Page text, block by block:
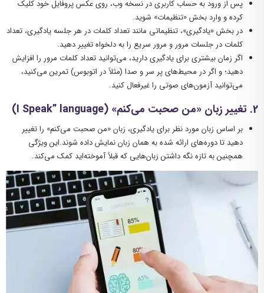
پس از ورود به حساب کاربری در نسخه وب، روی عکس پروفایل خود کلیک
کرده و وارد بخش «تنظیمات» شوید.
در بخش «یادگیری»، تنظیماتی مانند تعداد کلمات در هر جلسه یادگیری، تعداد
کلمات در جلسات مرور و مرور سریع را به دلخواه تغییر دهید.
اگر زمان بیشتری برای یادگیری دارید، می‌توانید تعداد کلمات مرور را افزایش
دهید؛ و اگر در محیط‌های پر سر و صدا (مثلاً در اتوبوس) تمرین می‌کنید،
می‌توانید آزمون‌های صوتی را غیرفعال کنید.
2. تغییر زبان «من صحبت می‌کنم»
(
I Speak” language
)
بر اساس زبان مورد نظر برای یادگیری، زبان «من صحبت می‌کنم» را تغییر
دهید تا دوره‌های ارائه شده به همان زبان نمایش داده شوند.این ویژگی
همچنین به تازه نگه داشتن زبان‌هایی که قبلاً آموخته‌اید کمک می‌کند.